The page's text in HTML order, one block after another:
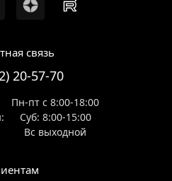
связь
20-57-70
Пн-пт с 8:00-18:00
Суб: 8:00-15:00
Вс выходной